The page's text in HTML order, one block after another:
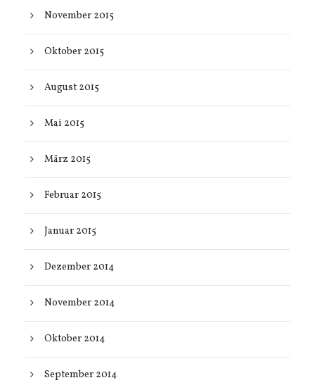
November 2015
Oktober 2015
August 2015
Mai 2015
März 2015
Februar 2015
Januar 2015
Dezember 2014
November 2014
Oktober 2014
September 2014